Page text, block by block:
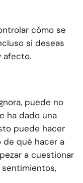
cómo se
si deseas
afecto.
puede no
ha dado una
puede hacer
de qué hacer a
a cuestionar